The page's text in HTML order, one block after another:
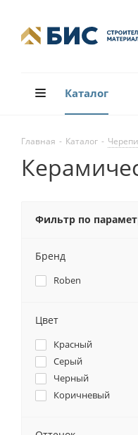
Каталог
Главная - Каталог -
Фильтр по
Бренд
Roben
Цвет
Красный
Серый
Черный
Коричневый